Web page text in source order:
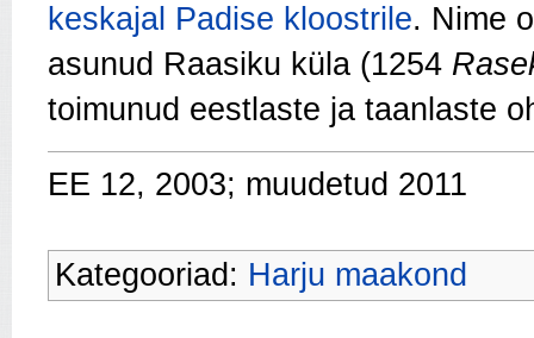
keskajal Padise kloostrile. Nime
asunud Raasiku küla (1254
toimunud eestlaste ja taanlaste
EE 12, 2003; muudetud 2011
Kategooriad: Harju maakond